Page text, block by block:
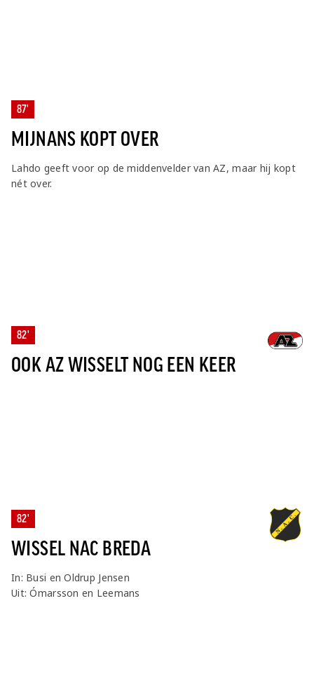
87'
MIJNANS KOPT OVER
Lahdo geeft voor op de middenvelder van AZ, maar hij kopt
nét over.
82'
OOK AZ WISSELT NOG EEN KEER
82'
WISSEL NAC BREDA
In: Busi en Oldrup Jensen
Uit: Ómarsson en Leemans